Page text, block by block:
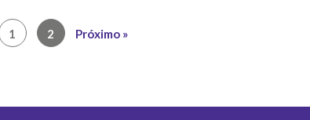
1 2 Próximo »